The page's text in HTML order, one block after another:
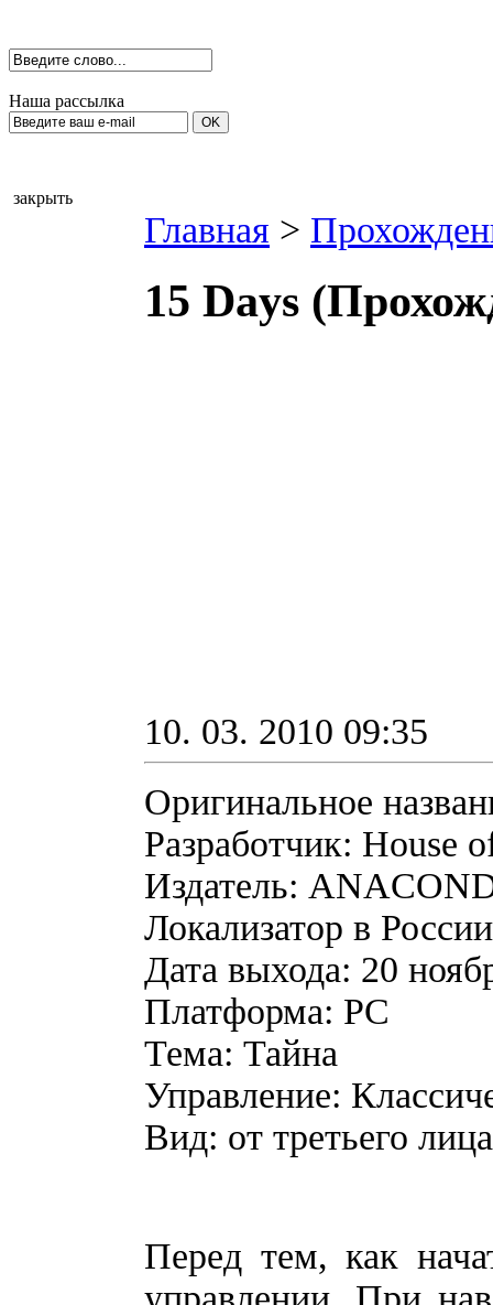
Наша рассылка
закрыть
Главная >
15 Days
10. 03. 2010 09:35
Оригинальное
Разработчик: House
Издатель:
Локализатор в
Дата выхода: 20
Платформа: PC
Тема: Тайна
Управление:
Вид: от третьего лица
Перед тем, как